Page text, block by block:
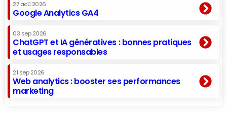
27 aoû 2026
Google Analytics GA4
03 sep 2026
ChatGPT et IA génératives : bonnes pratiques
et usages responsables
21 sep 2026
Web analytics : booster ses performances
marketing